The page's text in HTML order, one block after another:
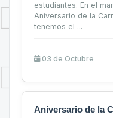
estudiantes. En el
Aniversario de la
tenemos el ...
03 de Octubre
Aniversario de la